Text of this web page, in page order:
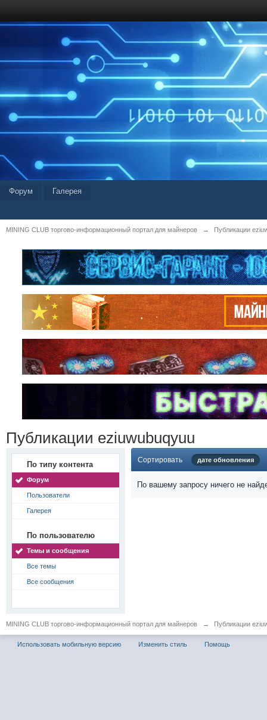
Форум Галерея
MINING CLUB торгово-информационный портал для майнеров → Публикации
Публикации eziuwubuqyuu
По типу контента
Форум
Пользователи
Галерея
По пользователю
Темы и сообщения
Все темы
Все сообщения
Сортировать дате обновления
По вашему запросу ничего не
MINING CLUB торгово-информационный портал для майнеров → Публикации
Использовать мобильную версию Изменить стиль Помощь